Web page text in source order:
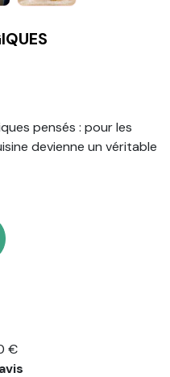
pensés : pour les
devienne un véritable
€